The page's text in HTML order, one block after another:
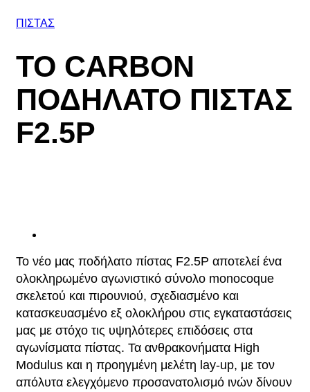
ΠΙΣΤΑΣ
ΤΟ CARBON
ΠΟΔΗΛΑΤΟ ΠΙΣΤΑΣ
F2.5P
Το νέο μας ποδήλατο πίστας F2.5P αποτελεί ένα
ολοκληρωμένο αγωνιστικό σύνολο monocoque
σκελετού και πιρουνιού, σχεδιασμένο και
κατασκευασμένο εξ ολοκλήρου στις εγκαταστάσεις
μας με στόχο τις υψηλότερες επιδόσεις στα
αγωνίσματα πίστας. Τα ανθρακονήματα High
Modulus και η προηγμένη μελέτη lay-up, με τον
απόλυτα ελεγχόμενο προσανατολισμό ινών δίνουν